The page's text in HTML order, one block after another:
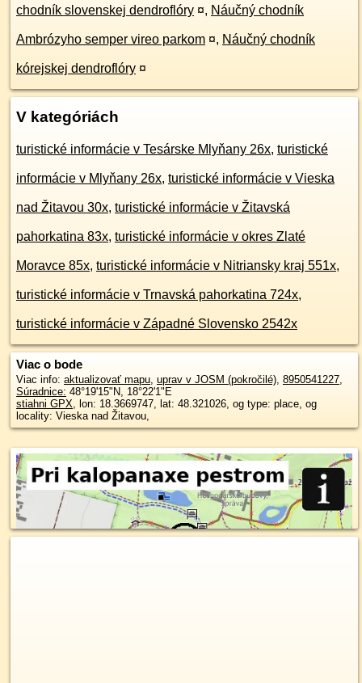
chodník slovenskej dendroflóry ¤, Náučný chodník
Ambrózyho semper vireo parkom ¤, Náučný chodník
kórejskej dendroflóry ¤
V kategóriách
turistické informácie v Tesárske Mlyňany 26x, turistické
informácie v Mlyňany 26x, turistické informácie v Vieska
nad Žitavou 30x, turistické informácie v Žitavská
pahorkatina 83x, turistické informácie v okres Zlaté
Moravce 85x, turistické informácie v Nitriansky kraj 551x,
turistické informácie v Trnavská pahorkatina 724x,
turistické informácie v Západné Slovensko 2542x
Viac o bode
Viac info: aktualizovať mapu, uprav v JOSM (pokročilé), 8950541227,
Súradnice: 48°19'15"N, 18°22'1"E
stiahni GPX, lon: 18.3669747, lat: 48.321026, og type: place, og
locality: Vieska nad Žitavou,